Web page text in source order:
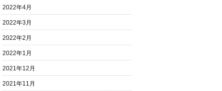
2022年4月
2022年3月
2022年2月
2022年1月
2021年12月
2021年11月